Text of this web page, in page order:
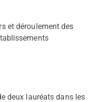
et déroulement des
deux lauréats dans les